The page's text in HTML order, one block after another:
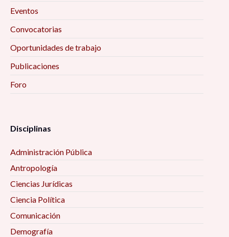
Eventos
Convocatorias
Oportunidades de trabajo
Publicaciones
Foro
Disciplinas
Administración Pública
Antropología
Ciencias Jurídicas
Ciencia Política
Comunicación
Demografía